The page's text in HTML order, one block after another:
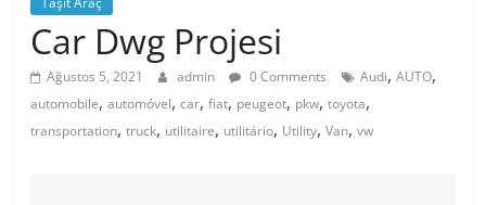
Car Dwg Projesi
Ağustos 5, 2021 admin 0 Comments Audi,AUTO,
automobile,automóvel,car,fiat, peugeot, pkw,toyota,
transportation,truck, utilitaire, utilitário, Utility,Van,vw